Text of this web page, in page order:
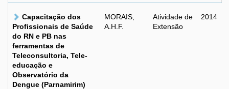
Capacitação dos
Profissionais de Saúde
do RN e PB nas
ferramentas de
Teleconsultoria, Tele-
educação e
Observatório da
Dengue (Parnamirim)
MORAIS,
A.H.F.
Atividade de
Extensão
2014